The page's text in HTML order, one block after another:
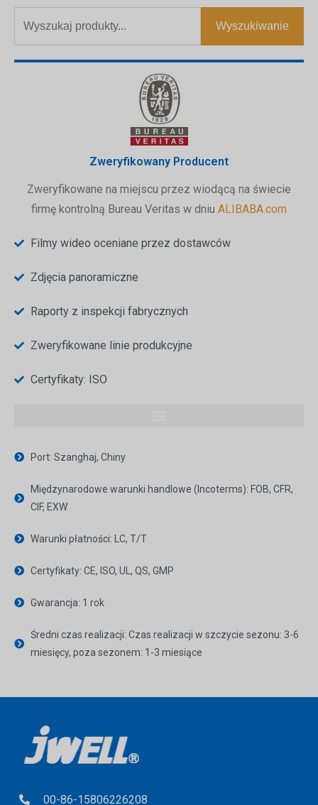
Wyszukiwanie
Zweryfikowany Producent
Zweryfikowane na miejscu przez wiodącą na świecie
firmę kontrolną Bureau Veritas w dniu ALIBABA.com
Filmy wideo oceniane przez dostawców
Zdjęcia panoramiczne
Raporty z inspekcji fabrycznych
Zweryfikowane linie produkcyjne
Certyfikaty: ISO
Port: Szanghaj, Chiny
Międzynarodowe warunki handlowe (Incoterms): FOB, CFR,
CIF, EXW
Warunki płatności: LC, T/T
Certyfikaty: CE, ISO, UL, QS, GMP
Gwarancja: 1 rok
Średni czas realizacji: Czas realizacji w szczycie sezonu: 3-6
miesięcy, poza sezonem: 1-3 miesiące
00-86-15806226208